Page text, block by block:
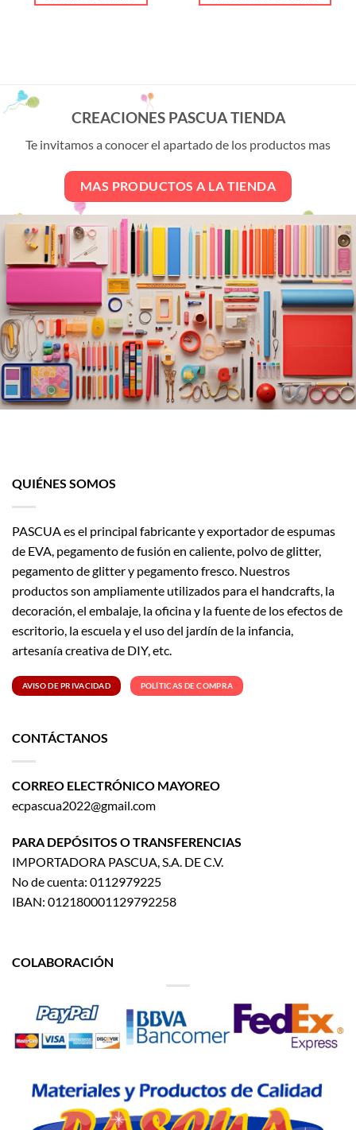
opciones
pueden
en
página
de
producto
CREACIONES PASCUA TIENDA
Te invitamos a conocer el apartado de los productos mas
MAS PRODUCTOS A LA TIENDA
QUIÉNES SOMOS
PASCUA es el principal fabricante y exportador de espumas
de EVA, pegamento de fusión en caliente, polvo de glitter,
pegamento de glitter y pegamento fresco. Nuestros
productos son ampliamente utilizados para el handcrafts, la
decoración, el embalaje, la oficina y la fuente de los efectos de
escritorio, la escuela y el uso del jardín de la infancia,
artesanía creativa de DIY, etc.
AVISO DE PRIVACIDAD POLÍTICAS DE COMPRA
CONTÁCTANOS
CORREO ELECTRÓNICO MAYOREO
ecpascua2022@gmail.com
PARA DEPÓSITOS O TRANSFERENCIAS
IMPORTADORA PASCUA, S.A. DE C.V.
No de cuenta: 0112979225
IBAN: 012180001129792258
COLABORACIÓN